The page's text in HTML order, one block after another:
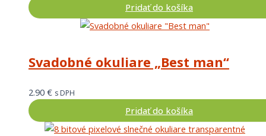
Pridať do košíka
Svadobné okuliare „Best man“
2.90 € s DPH
Pridať do košíka